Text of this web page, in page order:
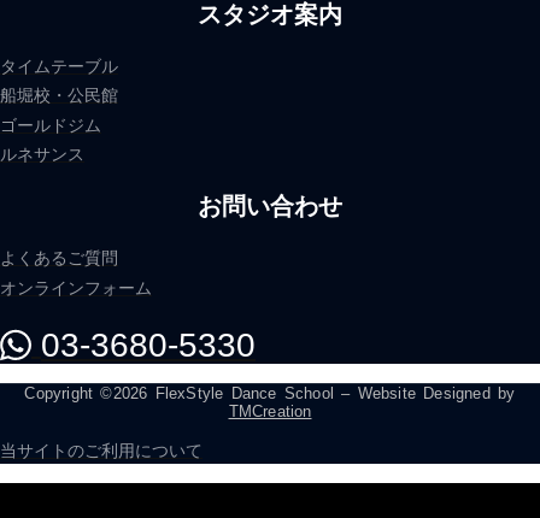
スタジオ案内
タイムテーブル
船堀校・公民館
ゴールドジム
ルネサンス
お問い合わせ
よくあるご質問
オンラインフォーム
03-3680-5330
Copyright ©2026 FlexStyle Dance School – Website Designed by
TMCreation
当サイトのご利用について